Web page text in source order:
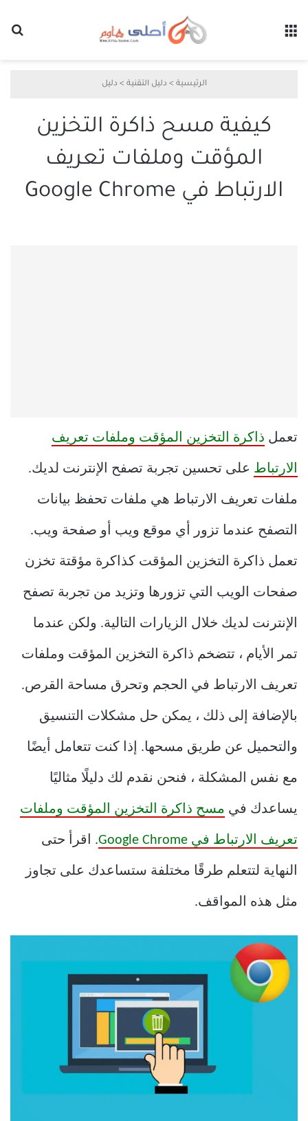
الرئيسية > دليل التقنية > دليل
كيفية مسح ذاكرة التخزين
المؤقت وملفات تعريف
الارتباط في Google Chrome
تعمل ذاكرة التخزين المؤقت وملفات تعريف
الارتباط على تحسين تجربة تصفح الإنترنت لديك.
ملفات تعريف الارتباط هي ملفات تحفظ بيانات
التصفح عندما تزور أي موقع ويب أو صفحة ويب.
تعمل ذاكرة التخزين المؤقت كذاكرة مؤقتة تخزن
صفحات الويب التي تزورها وتزيد من تجربة تصفح
الإنترنت لديك خلال الزيارات التالية. ولكن عندما
تمر الأيام ، تتضخم ذاكرة التخزين المؤقت وملفات
تعريف الارتباط في الحجم وتحرق مساحة القرص.
بالإضافة إلى ذلك ، يمكن حل مشكلات التنسيق
والتحميل عن طريق مسحها. إذا كنت تتعامل أيضًا
مع نفس المشكلة ، فنحن نقدم لك دليلًا مثاليًا
يساعدك في مسح ذاكرة التخزين المؤقت وملفات
تعريف الارتباط في Google Chrome . اقرأ حتى
النهاية لتتعلم طرقًا مختلفة ستساعدك على تجاوز
مثل هذه المواقف.